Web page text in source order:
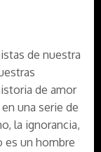
de nuestra
de amor
una serie de
la ignorancia,
es un hombre